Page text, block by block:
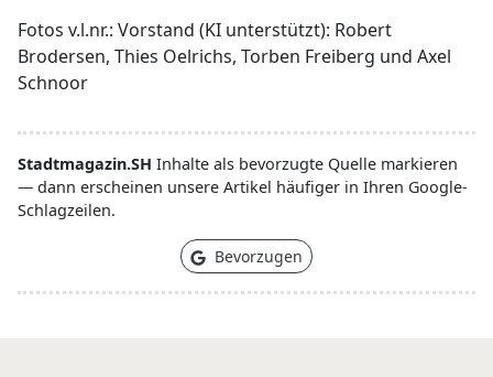
Fotos v.l.nr.: Vorstand (KI unterstützt): Robert
Brodersen, Thies Oelrichs, Torben Freiberg und Axel
Schnoor
Stadtmagazin.SH Inhalte als bevorzugte Quelle markieren
— dann erscheinen unsere Artikel häufiger in Ihren Google-
Schlagzeilen.
Bevorzugen